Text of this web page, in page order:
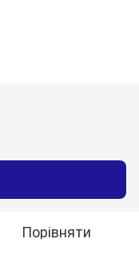
Порівняти